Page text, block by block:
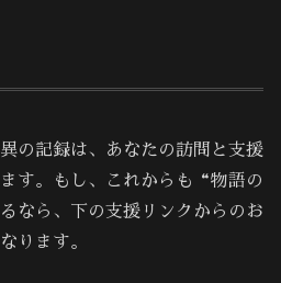
の記録は、あなたの訪問と支援
す。もし、これからも“物語の
なら、下の支援リンクからのお
ります。